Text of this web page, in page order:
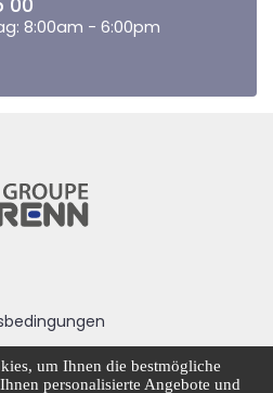
8:00am - 6:00pm
um Ihnen die bestmögliche
personalisierte Angebote und